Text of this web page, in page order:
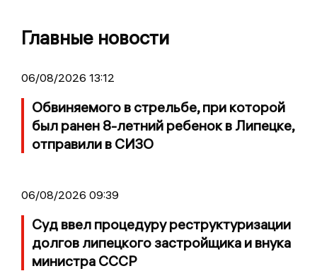
Главные новости
06/08/2026 13:12
Обвиняемого в стрельбе, при которой
был ранен 8-летний ребенок в Липецке,
отправили в СИЗО
06/08/2026 09:39
Суд ввел процедуру реструктуризации
долгов липецкого застройщика и внука
министра СССР